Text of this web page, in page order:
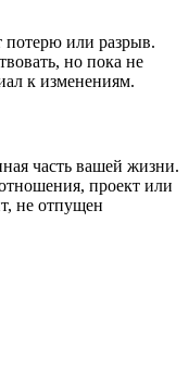
потерю или разрыв.
но пока не
к изменениям.
часть вашей жизни.
проект или
не отпущен